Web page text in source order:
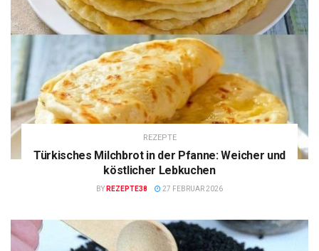
REZEPTE
Türkisches Milchbrot in der Pfanne: Weicher und
köstlicher Lebkuchen
BY REZEPTE38 27 FEBRUAR 2026